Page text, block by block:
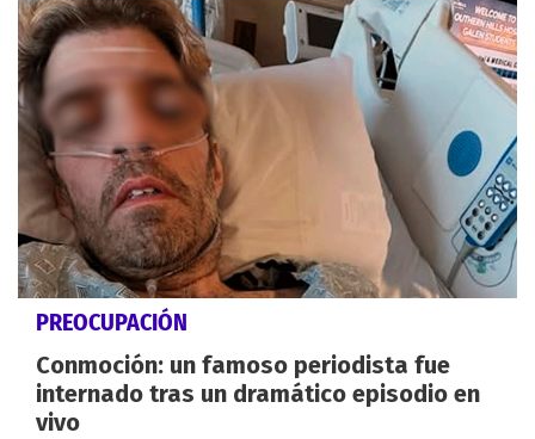
PREOCUPACIÓN
Conmoción: un famoso periodista fue
internado tras un dramático episodio en
vivo